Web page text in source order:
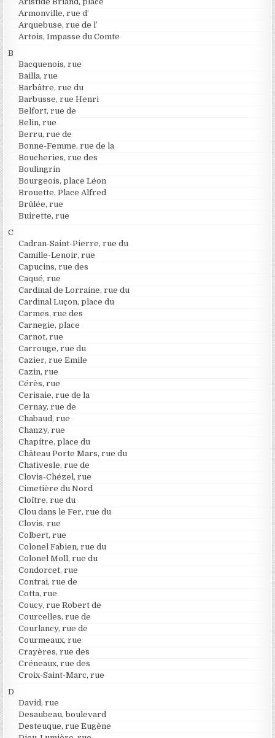
Armonville, rue d’
Arquebuse, rue de l’
Artois, Impasse du Comte
B
Bacquenois, rue
Bailla, rue
Barbâtre, rue du
Barbusse, rue Henri
Belfort, rue de
Belin, rue
Berru, rue de
Bonne-Femme, rue de la
Boucheries, rue des
Boulingrin
Bourgeois, place Léon
Brouette, Place Alfred
Brûlée, rue
Buirette, rue
C
Cadran-Saint-Pierre, rue du
Camille-Lenoir, rue
Capucins, rue des
Caqué, rue
Cardinal de Lorraine, rue du
Cardinal Luçon, place du
Carmes, rue des
Carnegie, place
Carnot, rue
Carrouge, rue du
Cazier, rue Emile
Cazin, rue
Cérès, rue
Cerisaie, rue de la
Cernay, rue de
Chabaud, rue
Chanzy, rue
Chapitre, place du
Château Porte Mars, rue du
Chativesle, rue de
Clovis-Chézel, rue
Cimetière du Nord
Cloître, rue du
Clou dans le Fer, rue du
Clovis, rue
Colbert, rue
Colonel Fabien, rue du
Colonel Moll, rue du
Condorcet, rue
Contrai, rue de
Cotta, rue
Coucy, rue Robert de
Courcelles, rue de
Courlancy, rue de
Courmeaux, rue
Crayères, rue des
Créneaux, rue des
Croix-Saint-Marc, rue
D
David, rue
Desaubeau, boulevard
Desteuque, rue Eugène